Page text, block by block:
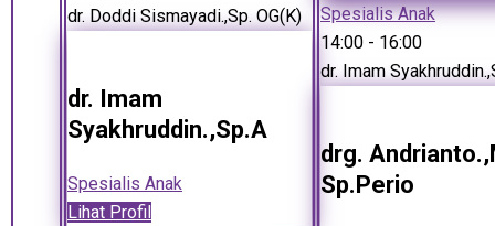
dr. Doddi Sismayadi.,Sp. OG(K)
dr. Imam
Syakhruddin.,Sp.A
Spesialis Anak
Lihat Profil
Spesialis Anak
14:00 - 16:00
dr. Imam
drg.
Sp.Perio